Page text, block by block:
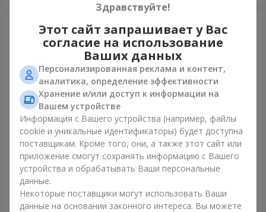
Букет "Kamaliya"
3 199 грн
Заказать
Букет "Moon Dance"
2 513 грн
Заказать
Здравствуйте!
Этот сайт запрашивает у Вас
согласие на использование
Ваших данных
Персонализированная реклама и контент,
аналитика, определение эффективности
Хранение и/или доступ к информации на
Вашем устройстве
Информация с Вашего устройства (например, файлы
cookie и уникальные идентификаторы) будет доступна
поставщикам. Кроме того, они, а также этот сайт или
приложение смогут сохранять информацию с Вашего
устройства и обрабатывать Ваши персональные
данные.
Некоторые поставщики могут использовать Ваши
данные на основании законного интереса. Вы можете